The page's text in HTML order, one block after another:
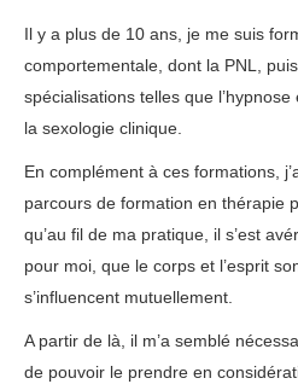
Il y a plus de 10 ans, je me suis
comportementale, dont la PNL,
spécialisations telles que
la sexologie clinique.
En complément à ces formations,
parcours de formation en thérapie
qu’au fil de ma pratique, il s’est
pour moi, que le corps et l’esprit
s’influencent mutuellement.
A partir de là, il m’a semblé
de pouvoir le prendre en